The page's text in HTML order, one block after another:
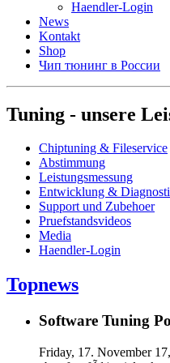
Haendler-Login
News
Kontakt
Shop
Чип тюнинг в России
Tuning - unsere
Chiptuning & Fileservice
Abstimmung
Leistungsmessung
Entwicklung &
Support und Zubehoer
Pruefstandsvideos
Media
Haendler-Login
Topnews
Software Tuning
Friday, 17. November